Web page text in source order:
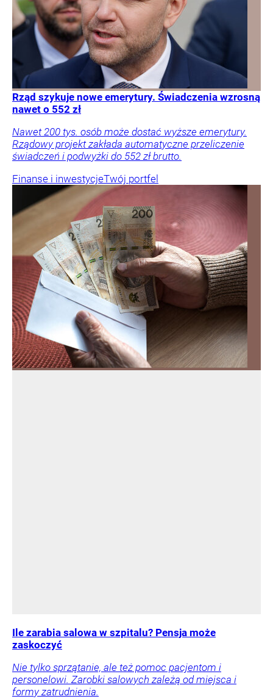
Rząd szykuje nowe emerytury. Świadczenia wzrosną
nawet o 552 zł
Nawet 200 tys. osób może dostać wyższe emerytury.
Rządowy projekt zakłada automatyczne przeliczenie
świadczeń i podwyżki do 552 zł brutto.
Finanse i inwestycjeTwój portfel
Ile zarabia salowa w szpitalu? Pensja może
zaskoczyć
Nie tylko sprzątanie, ale też pomoc pacjentom i
personelowi. Zarobki salowych zależą od miejsca i
formy zatrudnienia.